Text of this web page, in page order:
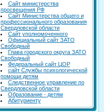
Сайт министерства
просвещения РФ
Сайт Министерства общего и
профессионального образования
Свердловской области
Сайт уполномоченного
Официальный сайт ЗАТО
Свободный
Глава городского округа ЗАТО
Свободный
Федеральный сайт ЦОР
сайт Службы психологической
помощи детям
Следственное управление по
Свердловской области
Образование - детям
Абитуриенту